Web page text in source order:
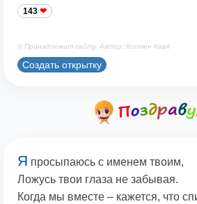
143
© Принадлежит сайту. Автор: Костен КавА
Создать открытку
Я просыпаюсь с именем твоим,
Ложусь твои глаза не забывая.
Когда мы вместе – кажется, что